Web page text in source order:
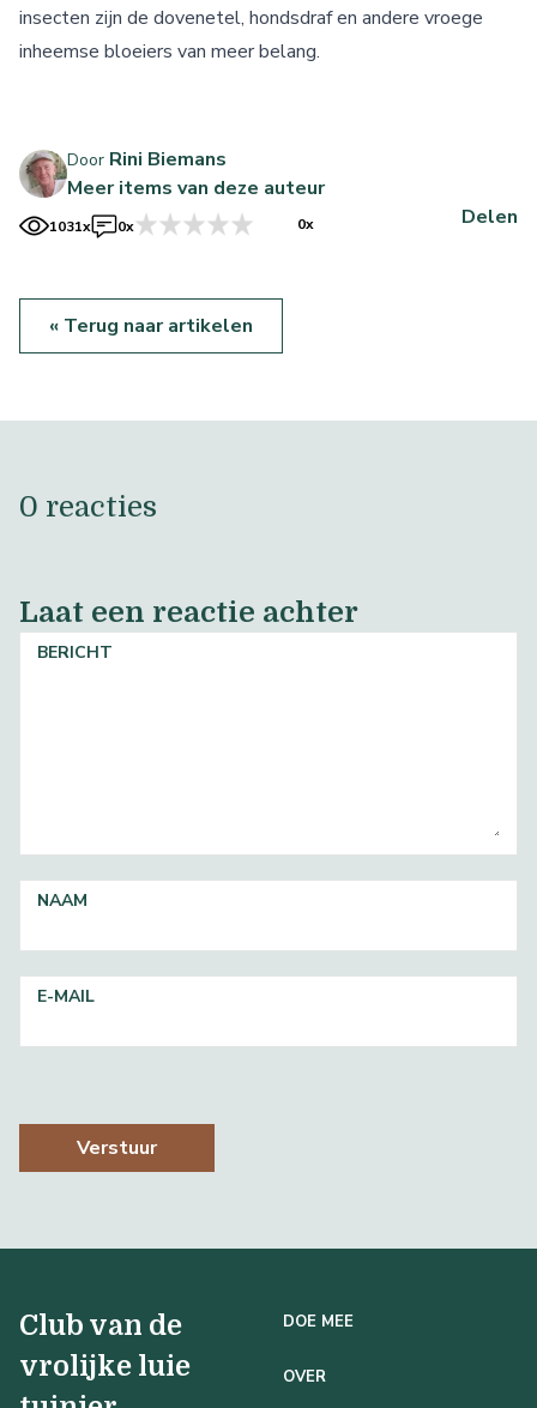
insecten zijn de dovenetel, hondsdraf en andere vroege
inheemse bloeiers van meer belang.
Door Rini Biemans
Meer items van deze auteur
1031x 0x 0x Delen
« Terug naar artikelen
0 reacties
Laat een reactie achter
BERICHT
NAAM
E-MAIL
Verstuur
Club van de
vrolijke luie
DOE MEE
OVER